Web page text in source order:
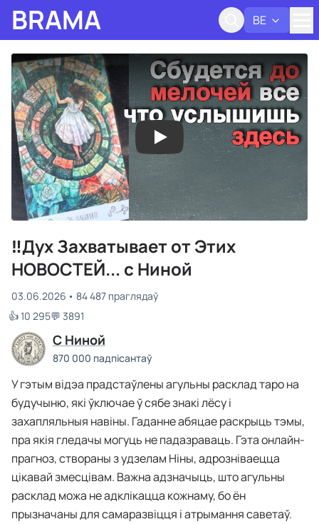
BRAMA BE
‼Дух Захватывает от Этих
НОВОСТЕЙ... с Ниной
03.06.2026
84 487 праглядаў
👍 10 295💬 3891
C Ниной
870 000 падпісантаў
У гэтым відэа прадстаўлены агульны расклад таро на
будучыню, які ўключае ў сябе знакі лёсу і
захапляльныя навіны. Гаданне абяцае раскрыць тэмы,
пра якія гледачы могуць не падазраваць. Гэта онлайн-
прагноз, створаны з удзелам Ніны, адрозніваецца
цікавай змесцівам. Важна адзначыць, што агульны
расклад можа не адклікацца кожнаму, бо ён
прызначаны для самаразвіцця і атрымання саветаў.